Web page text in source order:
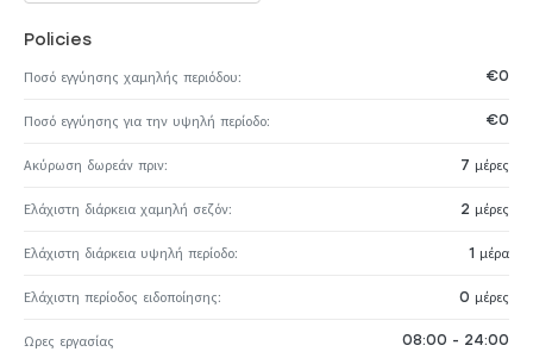
Policies
Ποσό εγγύησης χαμηλής περιόδου: €0
Ποσό εγγύησης για την υψηλή περίοδο: €0
Ακύρωση δωρεάν πριν: 7 μέρες
Ελάχιστη διάρκεια χαμηλή σεζόν: 2 μέρες
Ελάχιστη διάρκεια υψηλή περίοδο: 1 μέρα
Ελάχιστη περίοδος ειδοποίησης: 0 μέρες
Ωρες εργασίας 08:00 - 24:00